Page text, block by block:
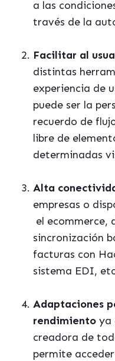
a las
través de la
Facilitar al
distintas
experiencia de
puede ser la
recuerdo de
libre de
determinadas
Alta
empresas o
el ecommerce,
sincronización
facturas con
sistema EDI,
Adaptaciones
rendimiento ya
creadora de
permite